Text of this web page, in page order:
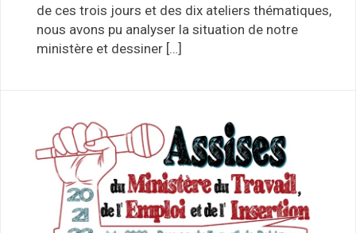
de ces trois jours et des dix ateliers thématiques,
nous avons pu analyser la situation de notre
ministère et dessiner […]